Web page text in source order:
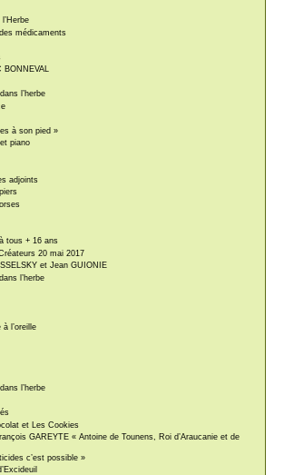
médicaments
BONNEVAL
l’herbe
à son pied »
piano
adjoints
tous + 16 ans
20 mai 2017
et Jean GUIONIE
l’herbe
l’oreille
l’herbe
et Les Cookies
GAREYTE « Antoine de Tounens, Roi d’Araucanie et de
c’est possible »